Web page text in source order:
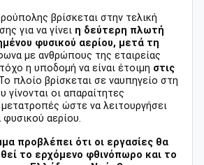
βρίσκεται στην τελική
για να γίνει η δεύτερη πλωτή
φυσικού αερίου, μετά τη
με ανθρώπους της εταιρείας
η υποδομή να είναι έτοιμη στις
πλοίο βρίσκεται σε ναυπηγείο στη
γίνονται οι απαραίτητες
ώστε να λειτουργήσει
αερίου.
προβλέπει ότι οι εργασίες θα
το ερχόμενο φθινόπωρο και το